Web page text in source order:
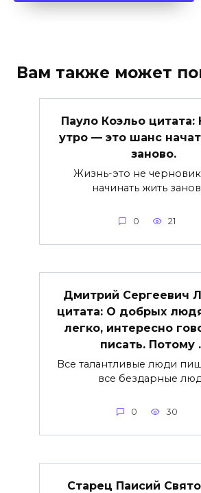
Вам также может
Пауло Коэльо цитата:
утро — это шанс
заново.
Жизнь-это не
начинать жить
0 21
Дмитрий Сергеевич
цитата: О добрых
легко, интересно
писать. Потому
Все талантливые люди
все бездарные
0 30
Старец Паисий